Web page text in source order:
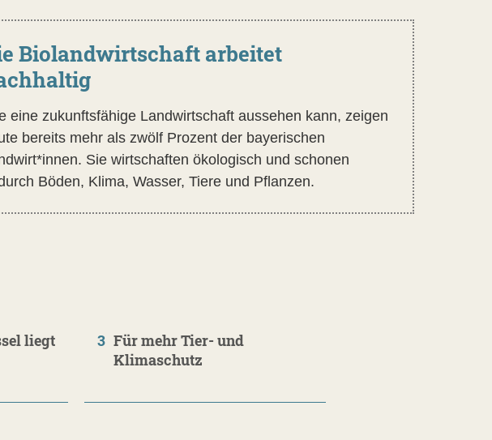
Biolandwirtschaft arbeitet
eine zukunftsfähige Landwirtschaft aussehen kann, zeigen
bereits mehr als zwölf Prozent der bayerischen
Sie wirtschaften ökologisch und schonen
Böden, Klima, Wasser, Tiere und Pflanzen.
liegt
3 Für mehr Tier- und
Klimaschutz